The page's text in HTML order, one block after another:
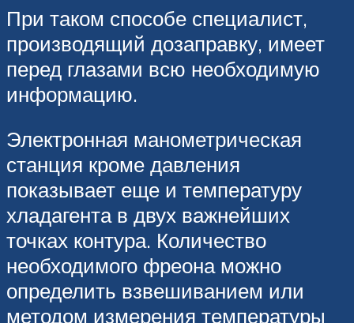
При таком способе специалист,
производящий дозаправку, имеет
перед глазами всю необходимую
информацию.
Электронная манометрическая
станция кроме давления
показывает еще и температуру
хладагента в двух важнейших
точках контура. Количество
необходимого фреона можно
определить взвешиванием или
методом измерения температуры